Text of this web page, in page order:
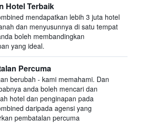
Hotel Terbaik
mendapatkan lebih 3 juta hotel
dan menyusunnya di satu tempat
boleh membandingkan
yang ideal.
Percuma
berubah - kami memahami. Dan
anda boleh mencari dan
hotel dan penginapan pada
daripada agensi yang
pembatalan percuma